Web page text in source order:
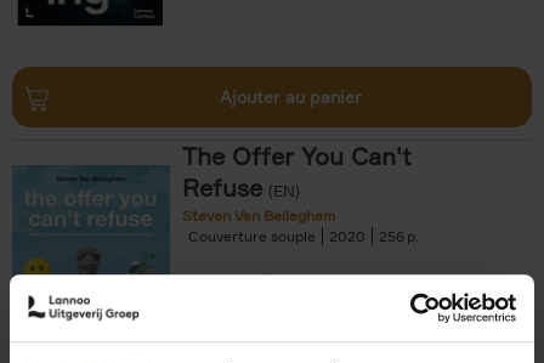
Ajouter au panier
The Offer You Can't
Refuse (EN)
Steven Van Belleghem
Couverture souple
2020 256
€37,50